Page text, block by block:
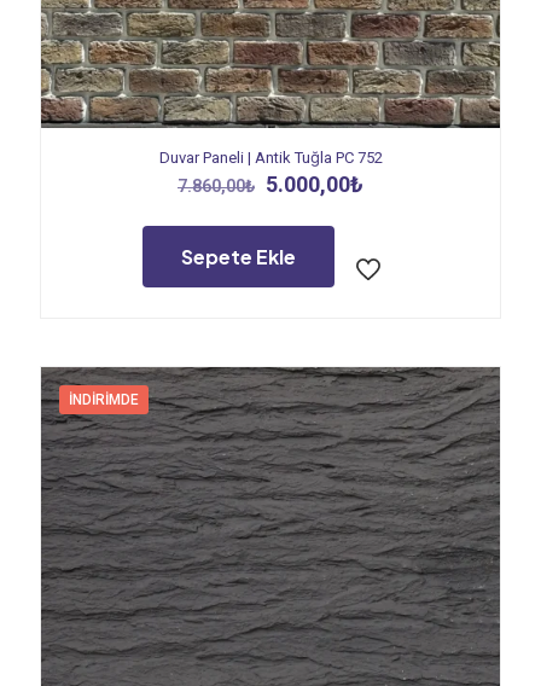
Duvar Paneli | Antik Tuğla PC 752
7.860,00₺ Orijinal
7.860,00₺.
5.000,00₺
5.000,00₺.
Sepete Ekle
İNDIRIMDE